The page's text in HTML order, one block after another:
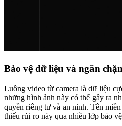
Bảo vệ dữ liệu và ngăn
Luồng video từ camera là dữ liệu
những hình ảnh này có thể gây ra
quyền riêng tư và an ninh. Tên
thiểu rủi ro này qua nhiều lớp bảo